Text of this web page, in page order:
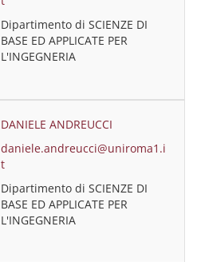
Dipartimento di SCIENZE DI
BASE ED APPLICATE PER
L'INGEGNERIA
DANIELE ANDREUCCI
daniele.andreucci@uniroma1.i
t
Dipartimento di SCIENZE DI
BASE ED APPLICATE PER
L'INGEGNERIA